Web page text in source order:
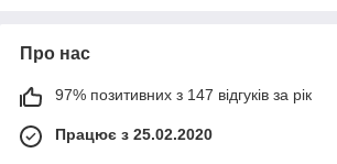
на дерму;
Додаткові інгредієнти, які можуть
для сухої шкіри можуть містити олії або
Про нас
97% позитивних з 147 відгуків за рік
Працює з 25.02.2020